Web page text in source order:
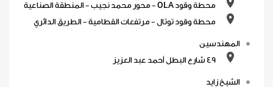
محطة وقود OLA - محور محمد نجيب - المنطقة الصناعية
محطة وقود توتال - مرتفعات القطامية - الطريق الدائري
المهندسين
الشيخ زايد